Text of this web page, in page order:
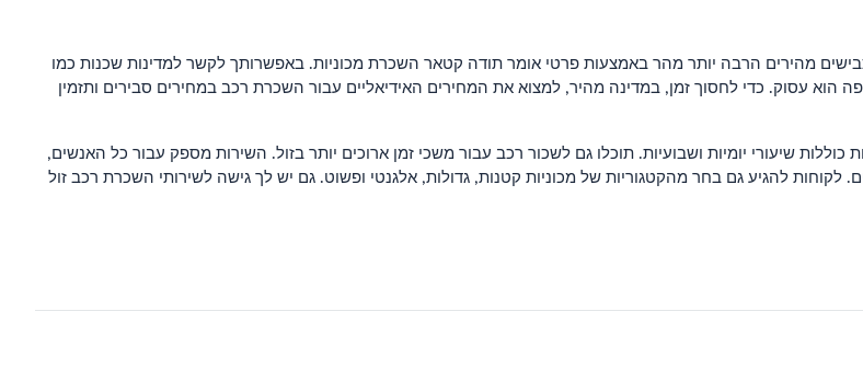
מהירים הרבה יותר מהר באמצעות פרטי אומר תודה קטאר השכרת מכוניות. באפשרותך לקשר למדינות שכנות כמו
עסוק. כדי לחסוך זמן, במדינה מהיר, למצוא את המחירים האידיאליים עבור השכרת רכב במחירים סבירים ותזמין
שיעורי יומיות ושבועיות. תוכלו גם לשכור רכב עבור משכי זמן ארוכים יותר בזול. השירות מספק עבור כל האנשים,
להגיע גם בחר מהקטגוריות של מכוניות קטנות, גדולות, אלגנטי ופשוט. גם יש לך גישה לשירותי השכרת רכב זול